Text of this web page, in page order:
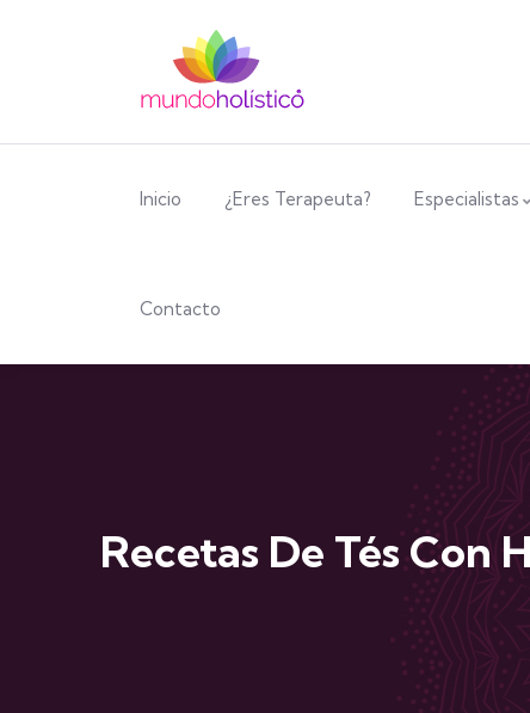
Inicio ¿Eres Terapeuta? Especialistas
Contacto
Recetas De Tés Con